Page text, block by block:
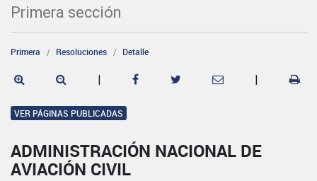
Primera sección
Primera Resoluciones Detalle
| |
VER PÁGINAS PUBLICADAS
ADMINISTRACIÓN NACIONAL DE
AVIACIÓN CIVIL